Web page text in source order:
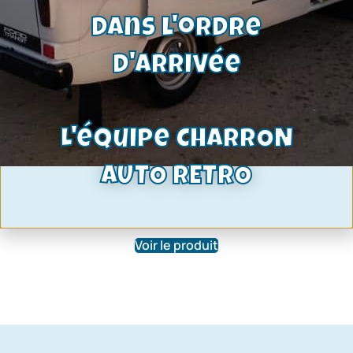
Monogramme Ford | Capri, Sierra,
Taunus, Granada, Escort, Scorpio,
Transit, Fiesta | Pièce d’origine
Voir le produit
dans l'ordre
d'arrivée
L'équipe CHARRON
AUTO RETRO